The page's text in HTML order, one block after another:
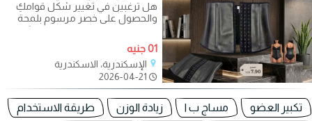
هل ترغبين في تغيير شكل قوامكِ
والحصول على خصر مرسوم بلمحة
بصر؟ إليكِ السر الحقيقي وراء رشاقة
01 جنيه
الإسكندرية، الاسكندرية
تكبير العضو مساج ب ا زيادة الوزن
طريقة الاستخدام